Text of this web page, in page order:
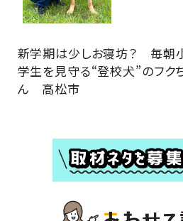
新学期は少しお寝坊？ 毎朝
学生を見守る“登校犬”のフク
ん 高松市